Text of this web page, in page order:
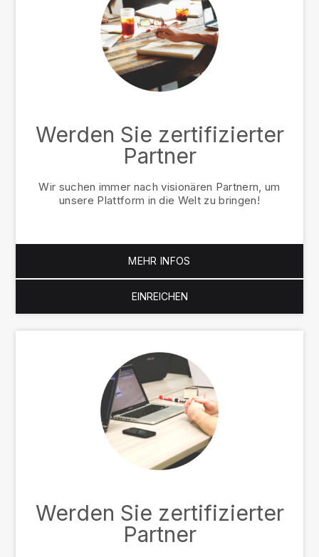
Werden Sie zertifizierter
Partner
Wir suchen immer nach visionären Partnern, um
unsere Plattform in die Welt zu bringen!
MEHR INFOS
EINREICHEN
Werden Sie zertifizierter
Partner